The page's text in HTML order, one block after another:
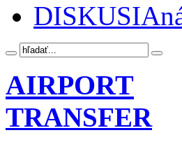
DISKUSIA
AIRPORT
TRANSFER